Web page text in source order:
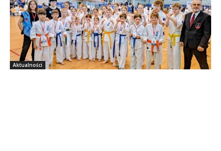
Aktualności